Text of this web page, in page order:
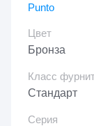
Punto
Цвет
Бронза
Класс
Стандарт
Серия